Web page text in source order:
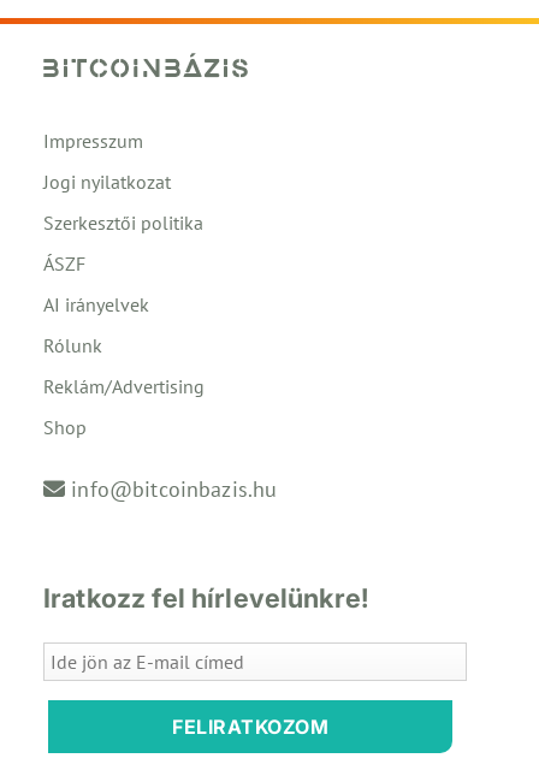
Impresszum
Jogi nyilatkozat
Szerkesztői politika
ÁSZF
AI irányelvek
Rólunk
Reklám/Advertising
Shop
info@bitcoinbazis.hu
Iratkozz fel hírlevelünkre!
FELIRATKOZOM